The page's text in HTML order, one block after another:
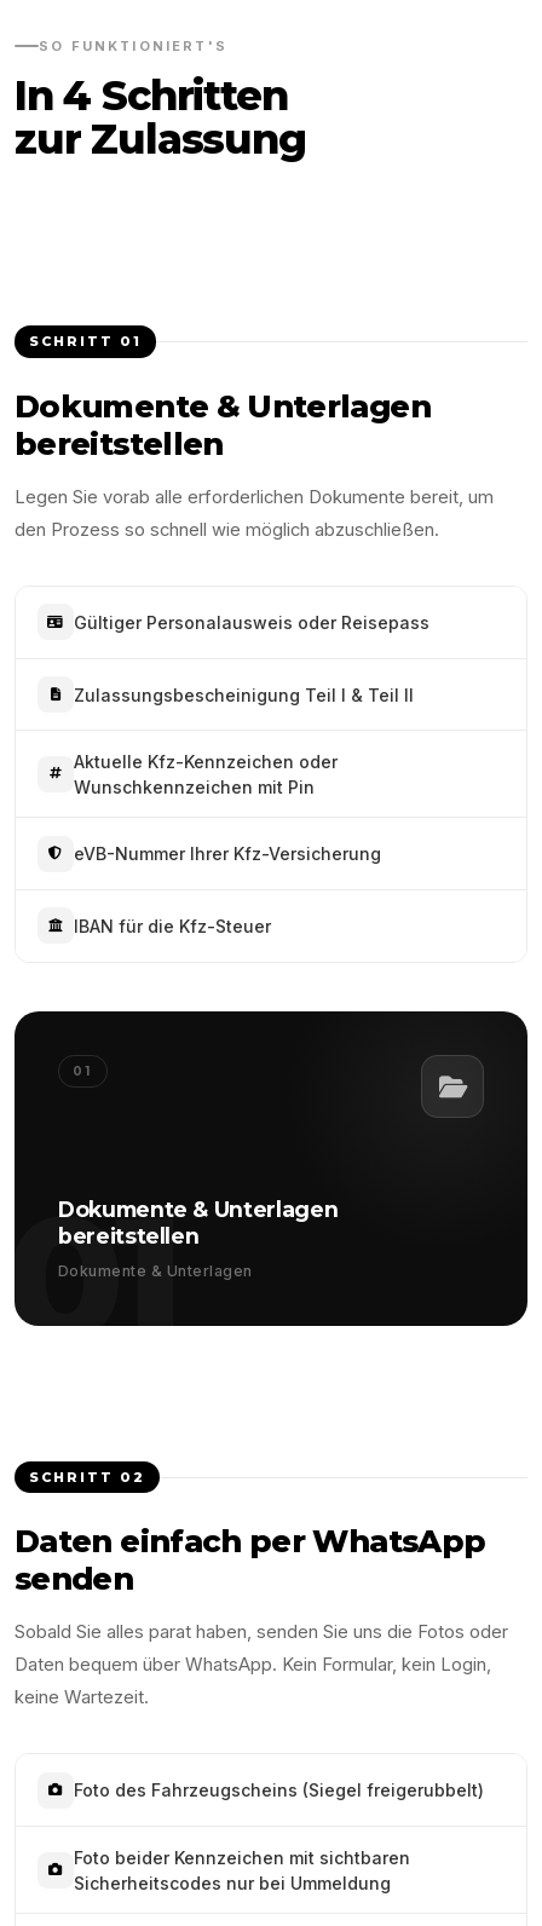
SO FUNKTIONIERT'S
In 4 Schritten
zur Zulassung
SCHRITT 01
Dokumente & Unterlagen
bereitstellen
Legen Sie vorab alle erforderlichen Dokumente bereit, um
den Prozess so schnell wie möglich abzuschließen.
Gültiger Personalausweis oder Reisepass
Zulassungsbescheinigung Teil I & Teil II
Aktuelle Kfz-Kennzeichen oder
Wunschkennzeichen mit Pin
eVB-Nummer Ihrer Kfz-Versicherung
IBAN für die Kfz-Steuer
01
01
Dokumente & Unterlagen
bereitstellen
Dokumente & Unterlagen
SCHRITT 02
Daten einfach per WhatsApp
senden
Sobald Sie alles parat haben, senden Sie uns die Fotos oder
Daten bequem über WhatsApp. Kein Formular, kein Login,
keine Wartezeit.
Foto des Fahrzeugscheins (Siegel freigerubbelt)
Foto beider Kennzeichen mit sichtbaren
Sicherheitscodes nur bei Ummeldung